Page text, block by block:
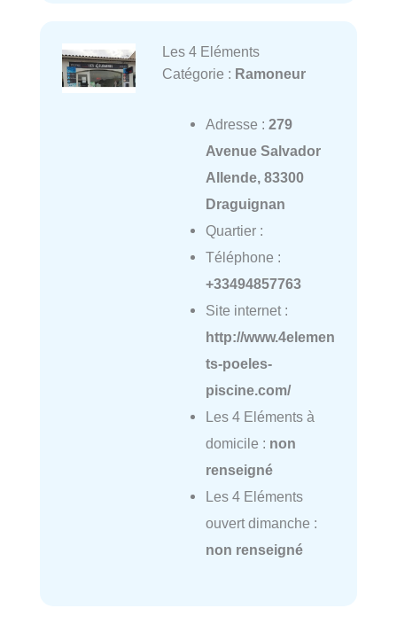
Les 4 Eléments
Catégorie : Ramoneur
Adresse : 279
Avenue Salvador
Allende, 83300
Draguignan
Quartier :
Téléphone :
+33494857763
Site internet :
http://www.4elemen
ts-poeles-
piscine.com/
Les 4 Eléments à
domicile : non
renseigné
Les 4 Eléments
ouvert dimanche :
non renseigné